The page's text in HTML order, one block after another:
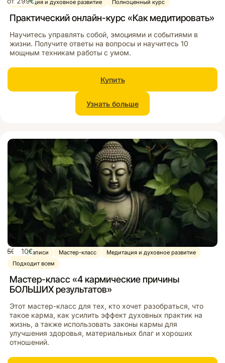
Медитация и духовное развитие Полноценный курс
Практический онлайн-курс «Как медитировать»
Hаучитесь управлять собой, эмоциями и событиями в
жизни. Получите ответы на вопросы и научитесь 10
мощным техникам работы с умом.
Купить
Узнать больше
Видеозаписи Мастер-класс
Медитация и духовное развитие
Подходит всем
Мастер-класс «4 кармические причины
БОЛЬШИХ результатов»
Этот мастер-класс для тех, кто хочет разобраться, что
такое карма, как усилить эффект духовных практик на
жизнь, а также использовать законы кармы для
улучшения здоровья, материальных благ и хороших
отношений.
50 10€